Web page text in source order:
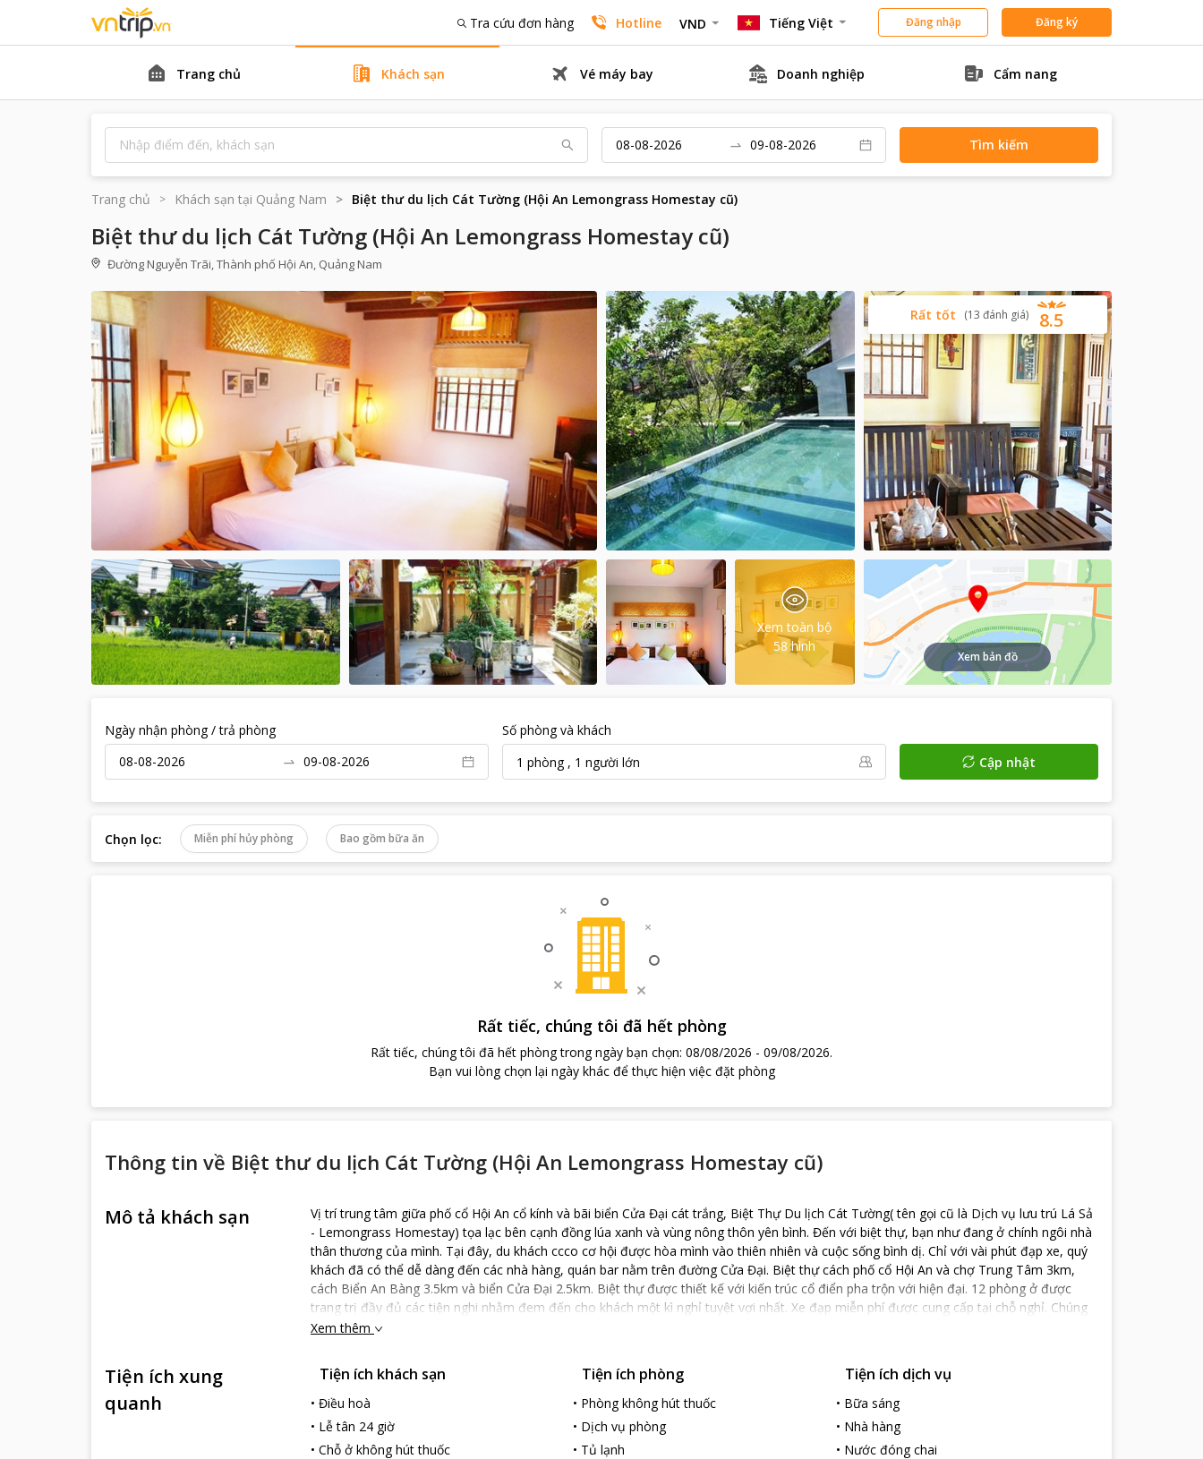
Tra cứu đơn hàng Hotline VND Tiếng Việt Đăng nhập Đăng ký
Trang chủ Khách sạn Vé máy bay Doanh nghiệp Cẩm nang
Tìm kiếm
Trang chủ Khách sạn tại Quảng Nam Biệt thư du lịch Cát Tường (Hội An Lemongrass Homestay cũ)
Biệt thư du lịch Cát Tường (Hội An Lemongrass Homestay cũ)
Đường Nguyễn Trãi, Thành phố Hội An, Quảng Nam
8.5
Rất tốt (13 đánh giá)
Xem toàn bộ
58 hình
Xem bản đồ
Ngày nhận phòng / trả phòng
Số phòng và khách
1 phòng, 1 người lớn Cập nhật
Chọn lọc: Miễn phí hủy phòng Bao gồm bữa ăn
Rất tiếc, chúng tôi đã hết phòng
Rất tiếc, chúng tôi đã hết phòng trong ngày bạn chọn: 08/08/2026 - 09/08/2026.
Bạn vui lòng chọn lại ngày khác để thực hiện việc đặt phòng
Thông tin về Biệt thư du lịch Cát Tường (Hội An Lemongrass Homestay cũ)
Mô tả khách sạn
Vị trí trung tâm giữa phố cổ Hội An cổ kính và bãi biển Cửa Đại cát trắng, Biệt Thự Du lịch Cát Tường( tên gọi cũ là Dịch vụ lưu trú Lá Sả
- Lemongrass Homestay) tọa lạc bên cạnh đồng lúa xanh và vùng nông thôn yên bình. Đến với biệt thự, bạn như đang ở chính ngôi nhà
thân thương của mình. Tại đây, du khách ccco cơ hội được hòa mình vào thiên nhiên và cuộc sống bình dị. Chỉ với vài phút đạp xe, quý
khách đã có thể dễ dàng đến các nhà hàng, quán bar nằm trên đường Cửa Đại. Biệt thự cách phố cổ Hội An và chợ Trung Tâm 3km,
cách Biển An Bàng 3.5km và biển Cửa Đại 2.5km. Biệt thự được thiết kế với kiến trúc cổ điển pha trộn với hiện đại. 12 phòng ở được
trang trị đầy đủ các tiện nghi nhằm đem đến cho khách một kì nghỉ tuyệt vợi nhất. Xe đạp miễn phí được cung cấp tại chỗ nghỉ. Chúng
tôi mong được chào đón quý khách đến với Biệt Thự Du lịch Cát Tường.
Xem thêm
Tiện ích xung
quanh
Tiện ích khách sạn
• Điều hoà
• Lễ tân 24 giờ
• Chỗ ở không hút thuốc
Tiện ích phòng
• Phòng không hút thuốc
• Dịch vụ phòng
• Tủ lạnh
Tiện ích dịch vụ
• Bữa sáng
• Nhà hàng
• Nước đóng chai